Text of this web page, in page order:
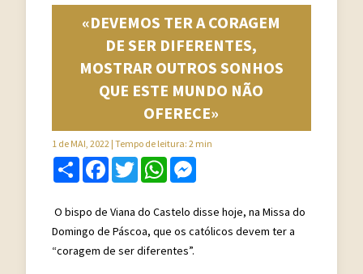
«DEVEMOS TER A CORAGEM
DE SER DIFERENTES,
MOSTRAR OUTROS SONHOS
QUE ESTE MUNDO NÃO
OFERECE»
1 de MAI, 2022 | Tempo de leitura: 2 min
Share FacebookTwitterWhatsApp
O bispo de Viana do Castelo disse hoje, na Missa do
Domingo de Páscoa, que os católicos devem ter a
“coragem de ser diferentes”.